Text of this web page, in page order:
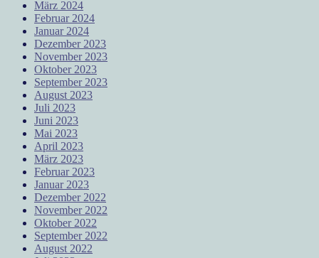
März 2024
Februar 2024
Januar 2024
Dezember 2023
November 2023
Oktober 2023
September 2023
August 2023
Juli 2023
Juni 2023
Mai 2023
April 2023
März 2023
Februar 2023
Januar 2023
Dezember 2022
November 2022
Oktober 2022
September 2022
August 2022